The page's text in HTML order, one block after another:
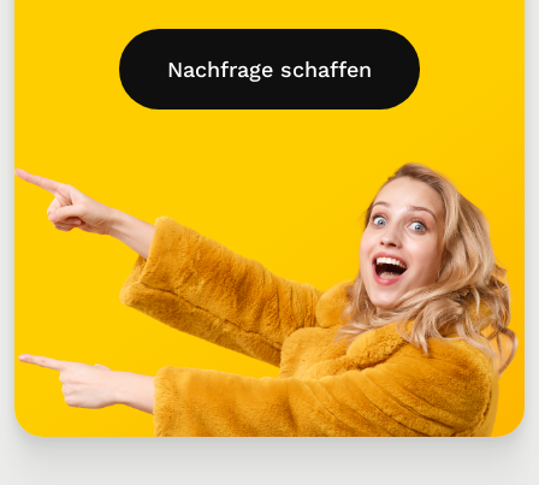
Nachfrage schaffen